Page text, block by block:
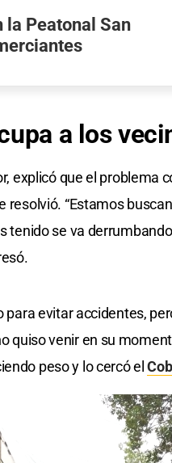
la Peatonal San
a los
explicó que el problema
resolvió. “Estamos
tenido se va
para evitar accidentes,
quiso venir en su
peso y lo cercó el